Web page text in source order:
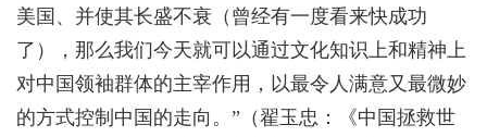
美国、并使其长盛不衰（曾经有一度看来快成功
了），那么我们今天就可以通过文化知识上和精神上
对中国领袖群体的主宰作用，以最令人满意又最微妙
的方式控制中国的走向。”（翟玉忠：《中国拯救世